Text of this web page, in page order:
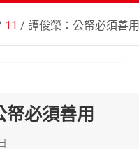
11 譚俊榮：公帑必須善用
帑必須善用